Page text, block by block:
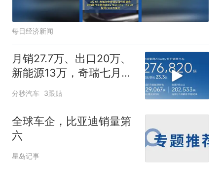
每日经济新闻
月销27.7万、出口20万、
新能源13万，奇瑞七月亮
出三张“成绩单”
分秒汽车 3跟贴
全球车企，比亚迪销量第
六
星岛记事